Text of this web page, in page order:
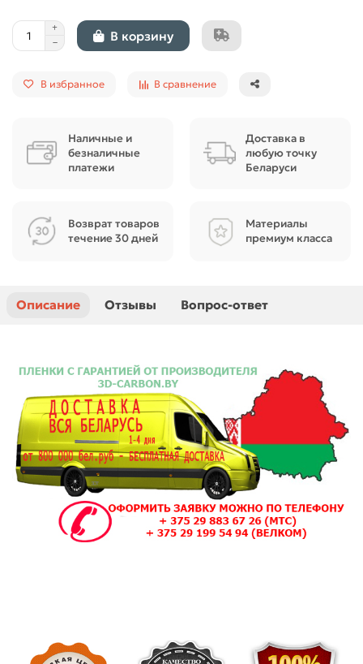
В корзину
В избранное В сравнение
Наличные и
безналичные
платежи
Доставка в
любую точку
Беларуси
Возврат товаров
течение 30 дней
Материалы
премиум класса
Описание Отзывы Вопрос-ответ